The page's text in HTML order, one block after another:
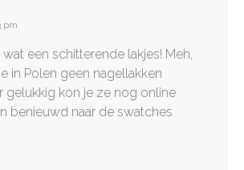
pm
een schitterende lakjes! Meh,
in Polen geen nagellakken
gelukkig kon je ze nog online
benieuwd naar de swatches